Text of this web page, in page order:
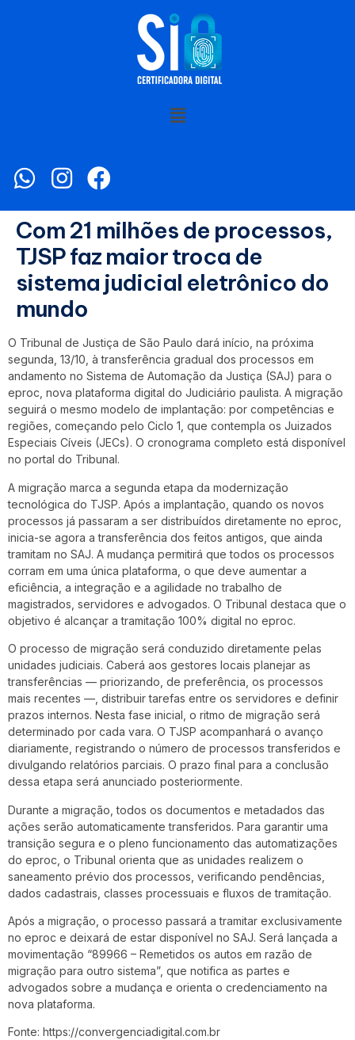
Com 21 milhões de processos,
TJSP faz maior troca de
sistema judicial eletrônico do
mundo
O Tribunal de Justiça de São Paulo dará início, na próxima
segunda, 13/10, à transferência gradual dos processos em
andamento no Sistema de Automação da Justiça (SAJ) para o
eproc, nova plataforma digital do Judiciário paulista. A migração
seguirá o mesmo modelo de implantação: por competências e
regiões, começando pelo Ciclo 1, que contempla os Juizados
Especiais Cíveis (JECs). O cronograma completo está disponível
no portal do Tribunal.
A migração marca a segunda etapa da modernização
tecnológica do TJSP. Após a implantação, quando os novos
processos já passaram a ser distribuídos diretamente no eproc,
inicia-se agora a transferência dos feitos antigos, que ainda
tramitam no SAJ. A mudança permitirá que todos os processos
corram em uma única plataforma, o que deve aumentar a
eficiência, a integração e a agilidade no trabalho de
magistrados, servidores e advogados. O Tribunal destaca que o
objetivo é alcançar a tramitação 100% digital no eproc.
O processo de migração será conduzido diretamente pelas
unidades judiciais. Caberá aos gestores locais planejar as
transferências — priorizando, de preferência, os processos
mais recentes —, distribuir tarefas entre os servidores e definir
prazos internos. Nesta fase inicial, o ritmo de migração será
determinado por cada vara. O TJSP acompanhará o avanço
diariamente, registrando o número de processos transferidos e
divulgando relatórios parciais. O prazo final para a conclusão
dessa etapa será anunciado posteriormente.
Durante a migração, todos os documentos e metadados das
ações serão automaticamente transferidos. Para garantir uma
transição segura e o pleno funcionamento das automatizações
do eproc, o Tribunal orienta que as unidades realizem o
saneamento prévio dos processos, verificando pendências,
dados cadastrais, classes processuais e fluxos de tramitação.
Após a migração, o processo passará a tramitar exclusivamente
no eproc e deixará de estar disponível no SAJ. Será lançada a
movimentação “89966 – Remetidos os autos em razão de
migração para outro sistema”, que notifica as partes e
advogados sobre a mudança e orienta o credenciamento na
nova plataforma.
Fonte: https://convergenciadigital.com.br